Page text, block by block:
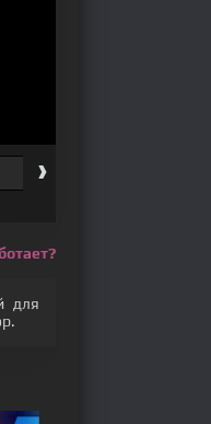
10 серия
›
для